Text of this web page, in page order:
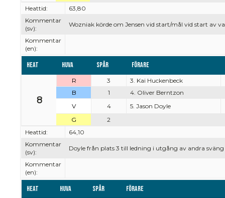
Heattid:
63,80
Kommentar
(sv):
Wozniak körde om Jensen vid start/mål vid start av
Kommentar
(en):
Heat Huva Spår Förare
8
R 3
3. Kai Huckenbeck
B
1
4. Oliver Berntzon
V
4
5. Jason Doyle
G
2
Heattid:
64,10
Kommentar
(sv):
Doyle från plats 3 till ledning i utgång av andra
Kommentar
(en):
Heat Huva Spår Förare